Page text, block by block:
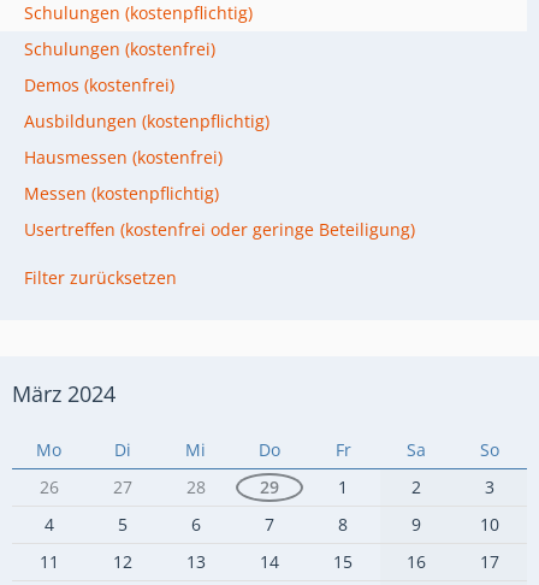
Schulungen (kostenpflichtig)
Schulungen (kostenfrei)
Demos (kostenfrei)
Ausbildungen (kostenpflichtig)
Hausmessen (kostenfrei)
Messen (kostenpflichtig)
Usertreffen (kostenfrei oder geringe Beteiligung)
Filter zurücksetzen
März 2024
Mo Di Mi Do Fr Sa
So
26
27 28 29 1 2
3
4
5 6 7 8 9
10
11
12 13 14 15 16
17